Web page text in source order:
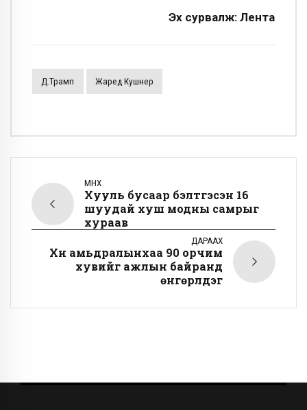
Эх сурвалж: Лента
Д.Трамп Жаред Кушнер
ӨМНӨХ
Хууль бусаар бэлтгэсэн 16
шуудай хуш модны самрыг
хураав
ДАРААХ
Хүн амьдралынхаа 90 орчим
хувийг ажлын байранд
өнгөрүүлдэг